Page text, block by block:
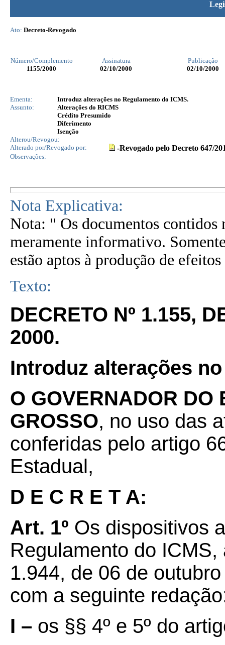
Ato: Decreto-Revogado
Número/Complemento Assinatura
Publicação
1155/2000 02/10/2000 02/10/2000
Ementa:
Introduz alterações no Regulamento do ICMS.
Assunto:
Alterações do RICMS
Crédito Presumido
Diferimento
Isenção
Alterou/Revogou:
Alterado por/Revogado por:
-Revogado pelo Decreto 647/
Observações:
Nota Explicativa:
Nota: " Os documentos contidos
meramente informativo.
estão aptos à produção de
Texto:
DECRETO Nº 1.155,
2000.
Introduz alterações
O GOVERNADOR DO
GROSSO, no uso das
conferidas pelo artigo
Estadual,
D E C R E T A:
Art. 1º Os dispositivos
Regulamento do
1.944, de 06 de
com a seguinte
I – os §§ 4º e 5º do